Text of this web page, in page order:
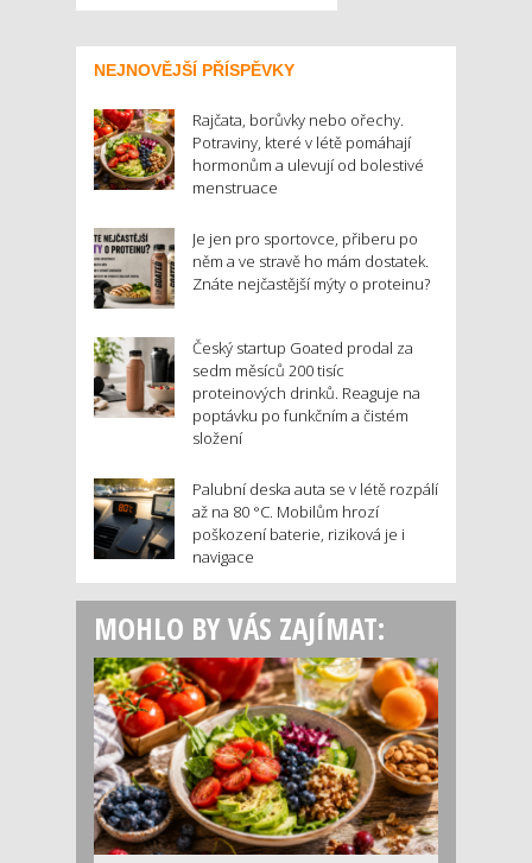
NEJNOVĚJŠÍ PŘÍSPĚVKY
Rajčata, borůvky nebo ořechy.
Potraviny, které v létě pomáhají
hormonům a ulevují od bolestivé
menstruace
Je jen pro sportovce, přiberu po
něm a ve stravě ho mám dostatek.
Znáte nejčastější mýty o proteinu?
Český startup Goated prodal za
sedm měsíců 200 tisíc
proteinových drinků. Reaguje na
poptávku po funkčním a čistém
složení
Palubní deska auta se v létě rozpálí
až na 80 °C. Mobilům hrozí
poškození baterie, riziková je i
navigace
MOHLO BY VÁS ZAJÍMAT: